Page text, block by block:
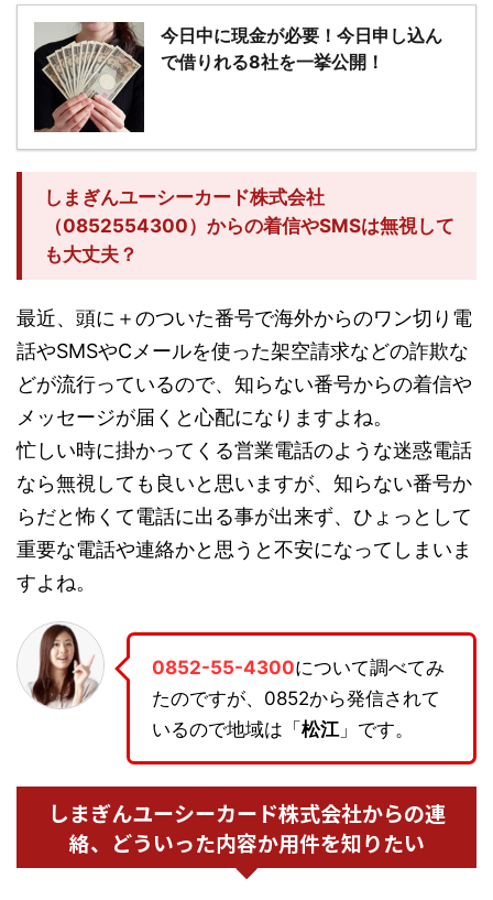
今日中に現金が必要！今日申し込ん
で借りれる8社を一挙公開！
しまぎんユーシーカード株式会社
（0852554300）からの着信やSMSは無視して
も大丈夫？
最近、頭に＋のついた番号で海外からのワン切り電
話やSMSやCメールを使った架空請求などの詐欺な
どが流行っているので、知らない番号からの着信や
メッセージが届くと心配になりますよね。
忙しい時に掛かってくる営業電話のような迷惑電話
なら無視しても良いと思いますが、知らない番号か
らだと怖くて電話に出る事が出来ず、ひょっとして
重要な電話や連絡かと思うと不安になってしまいま
すよね。
0852-55-4300について調べてみ
たのですが、0852から発信されて
いるので地域は「 松江」です。
しまぎんユーシーカード株式会社からの連
絡、どういった内容か用件を知りたい